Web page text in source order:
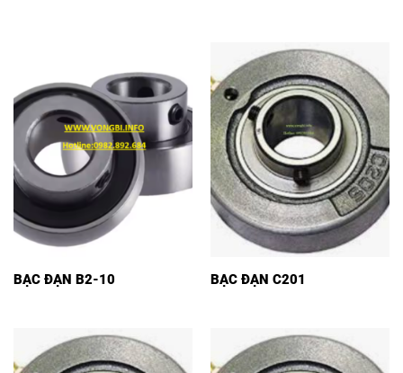
BẠC ĐẠN B2-10 BẠC ĐẠN C201